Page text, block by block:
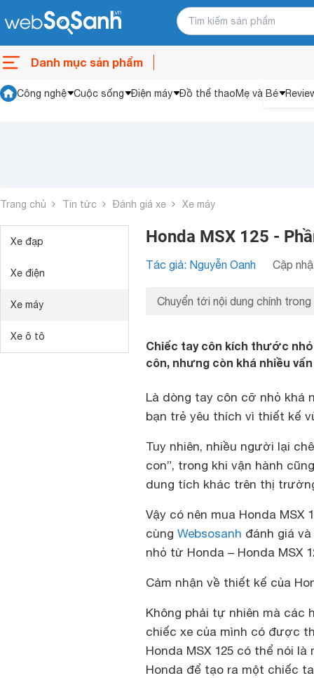
Danh mục sản phẩm
Công nghệ Cuộc sống Điện máy Đồ thể thaoMẹ và Bé
Trang chủ Tin tức Đánh giá xe Xe máy
Xe đạp
Xe điện
Xe máy
Xe ô tô
Honda MSX 125 -
Tác giả: Nguyễn Oanh Cập
Chuyển tới nội dung chính trong
Chiếc tay côn kích thước
côn, nhưng còn khá nhiều
Là dòng tay côn cỡ nhỏ khá
bạn trẻ yêu thích vì thiết kế
Tuy nhiên, nhiều người lại
con”, trong khi vận hành
dung tích khác trên thị
Vậy có nên mua Honda MSX
cùng Websosanh đánh giá
nhỏ từ Honda – Honda MSX
Cảm nhận về thiết kế của
Không phải tự nhiên mà các
chiếc xe của mình có được
Honda MSX 125 có thể nói
Honda để tạo ra một chiếc